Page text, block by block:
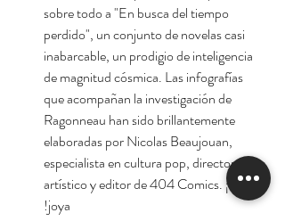
sobre todo a "En busca del tiempo
perdido", un conjunto de novelas casi
inabarcable, un prodigio de inteligencia
de magnitud cósmica. Las infografías
que acompañan la investigación de
Ragonneau han sido brillantemente
elaboradas por Nicolas Beaujouan,
especialista en cultura pop, director
artístico y editor de 404 Comics. ¡Una
joya!